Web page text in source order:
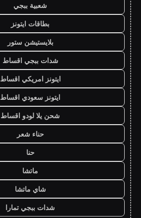
شعبية ببجي
بطاقات ايتونز
بلايستيشن ستور
شدات ببجي اقساط
ايتونز امريكي اقساط
ايتونز سعودي اقساط
شحن يلا لودو اقساط
حناء شعر
حنا
ماتشا
شاي ماتشا
شدات ببجي تمارا